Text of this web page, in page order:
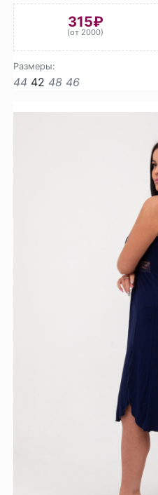
315₽
(от 2000)
Размеры:
44 42 48 46